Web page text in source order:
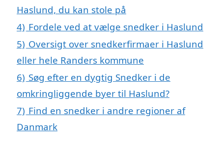
Haslund, du kan stole på
4) Fordele ved at vælge snedker i Haslund
5) Oversigt over snedkerfirmaer i Haslund
eller hele Randers kommune
6) Søg efter en dygtig Snedker i de
omkringliggende byer til Haslund?
7) Find en snedker i andre regioner af
Danmark